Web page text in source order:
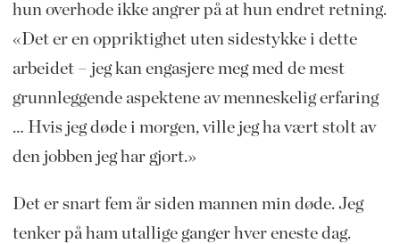
hun overhode ikke angrer på at hun endret retning.
«Det er en oppriktighet uten sidestykke i dette
arbeidet – jeg kan engasjere meg med de mest
grunnleggende aspektene av menneskelig erfaring
… Hvis jeg døde i morgen, ville jeg ha vært stolt av
den jobben jeg har gjort.»
Det er snart fem år siden mannen min døde. Jeg
tenker på ham utallige ganger hver eneste dag.